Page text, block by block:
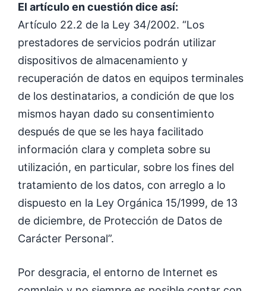
El artículo en cuestión dice así:
Artículo 22.2 de la Ley 34/2002. “Los
prestadores de servicios podrán utilizar
dispositivos de almacenamiento y
recuperación de datos en equipos terminales
de los destinatarios, a condición de que los
mismos hayan dado su consentimiento
después de que se les haya facilitado
información clara y completa sobre su
utilización, en particular, sobre los fines del
tratamiento de los datos, con arreglo a lo
dispuesto en la Ley Orgánica 15/1999, de 13
de diciembre, de Protección de Datos de
Carácter Personal”.
Por desgracia, el entorno de Internet es